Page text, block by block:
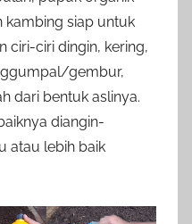
kambing siap untuk
ciri-ciri dingin, kering,
gembur,
dari bentuk aslinya.
diangin-
atau lebih baik